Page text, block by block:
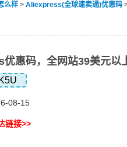
么样 > Aliexpress(全球速卖通)优惠码
惠码，全网站39美元以
08-15
链接>>